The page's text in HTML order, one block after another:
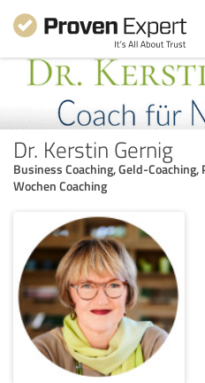
Dr. Kerstin Gernig
Business Coaching, Geld-
Wochen Coaching